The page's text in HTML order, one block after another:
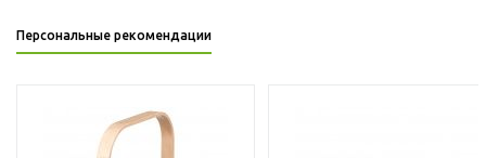
Персональные рекомендации